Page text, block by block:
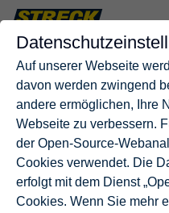
Auf unserer Webseite
davon werden zwingend
andere ermöglichen, Ihre
Webseite zu verbessern.
der Open-Source-
Cookies verwendet. Die
erfolgt mit dem Dienst
Cookies. Wenn Sie mehr